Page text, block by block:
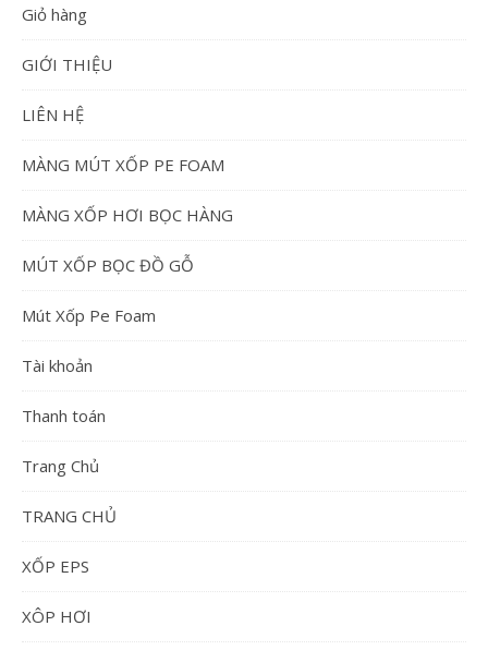
Giỏ hàng
GIỚI THIỆU
LIÊN HỆ
MÀNG MÚT XỐP PE FOAM
MÀNG XỐP HƠI BỌC HÀNG
MÚT XỐP BỌC ĐỒ GỖ
Mút Xốp Pe Foam
Tài khoản
Thanh toán
Trang Chủ
TRANG CHỦ
XỐP EPS
XÔP HƠI